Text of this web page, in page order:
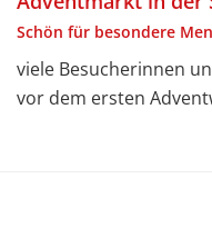
Schön für besondere
viele Besucherinnen
vor dem ersten